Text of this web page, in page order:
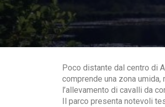
Poco distante dal centro di
comprende una zona
l’allevamento di cavalli da
Il parco presenta notevoli